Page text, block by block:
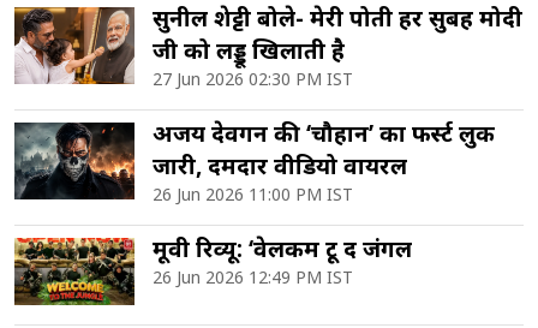
सुनील शेट्टी बोले- मेरी पोती हर सुबह मोदी
जी को लड्डू खिलाती है
27 Jun 2026 02:30 PM IST
अजय देवगन की ‘चौहान’ का फर्स्ट लुक
जारी, दमदार वीडियो वायरल
26 Jun 2026 11:00 PM IST
मूवी रिव्यू: ‘वेलकम टू द जंगल
26 Jun 2026 12:49 PM IST